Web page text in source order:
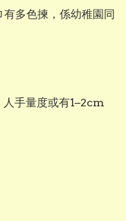
多色揀，係幼稚園同
手量度或有1–2cm